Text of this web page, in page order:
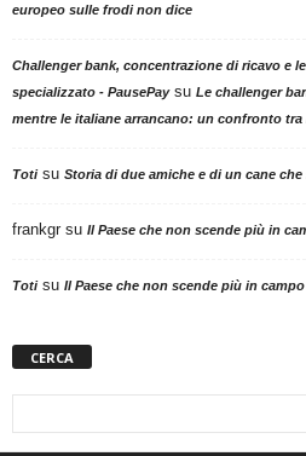
europeo sulle frodi non dice
Challenger bank, concentrazione di ricavo e
specializzato - PausePaysu Le challenger
mentre le italiane arrancano: un confronto tra
Totisu Storia di due amiche e di un cane
frankgr su Il Paese che non scende più in
Totisu Il Paese che non scende più in campo
CERCA